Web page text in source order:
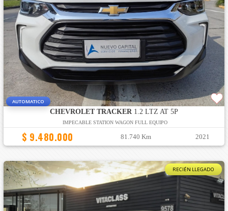
AUTOMATICO
CHEVROLET TRACKER1.2 LTZ AT 5P
IMPECABLE STATION WAGON FULL EQUIPO
$ 9.480.000 81.740 Km 2021
RECIÉN LLEGADO